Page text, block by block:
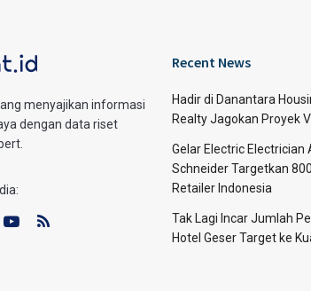
menyajikan informasi
dengan data riset
Recent News
Hadir di Danantara
Realty Jagokan Proyek
Gelar Electric Electrician
Schneider Targetkan
Retailer Indonesia
Tak Lagi Incar Jumlah
Hotel Geser Target ke